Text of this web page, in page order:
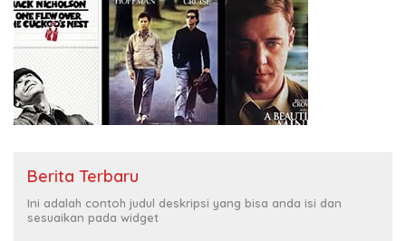
Berita Terbaru
Ini adalah contoh judul deskripsi yang bisa anda isi dan
sesuaikan pada widget